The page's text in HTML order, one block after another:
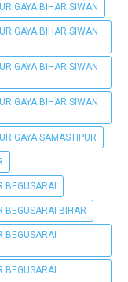
GAYA BIHAR SIWAN
GAYA BIHAR SIWAN
GAYA BIHAR SIWAN
GAYA BIHAR SIWAN
GAYA SAMASTIPUR
BEGUSARAI
BEGUSARAI BIHAR
BEGUSARAI
BEGUSARAI